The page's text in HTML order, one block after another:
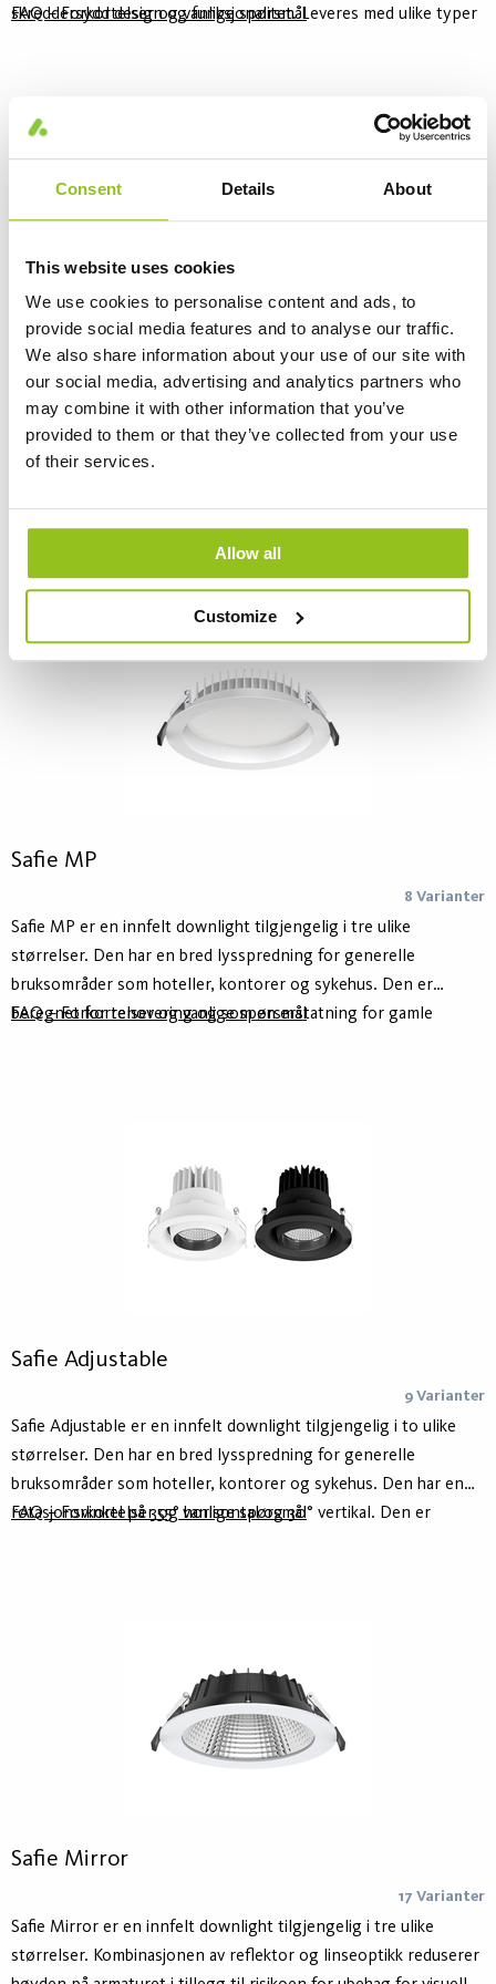
Consent Details About
This website uses cookies
We use cookies to personalise content and ads, to
provide social media features and to analyse our traffic.
We also share information about your use of our site with
our social media, advertising and analytics partners who
may combine it with other information that you’ve
provided to them or that they’ve collected from your use
of their services.
Allow all
Customize
skreddersydd design og funksjonalitet. Leveres med ulike typer
FAQ – Forkortelser og vanlige spørsmål
Lanternin G4
Lanternin er et LED-panel med lav profil, høy effektivitet og
minimal blending UGR <19. Ved å benytte Aura Light Lanternin
kravene til belysning i kontorer, skoler og sykehusmiljøer.
Leveres med en ekstern driver for on/off eller DALI. On/off
FAQ – Forkortelser og vanlige spørsmål
Safie MP
8 Varianter
Safie MP er en innfelt downlight tilgjengelig i tre ulike
størrelser. Den har en bred lysspredning for generelle
bruksområder som hoteller, kontorer og sykehus. Den er
beregnet for renovering og som en erstatning for gamle
FAQ – Forkortelser og vanlige spørsmål
Safie Adjustable
9 Varianter
Safie Adjustable er en innfelt downlight tilgjengelig i to ulike
størrelser. Den har en bred lysspredning for generelle
bruksområder som hoteller, kontorer og sykehus. Den har en
rotasjonsvinkel på 355° horisontal og 30° vertikal. Den er
FAQ – Forkortelser og vanlige spørsmål
Safie Mirror
17 Varianter
Safie Mirror er en innfelt downlight tilgjengelig i tre ulike
størrelser. Kombinasjonen av reflektor og linseoptikk reduserer